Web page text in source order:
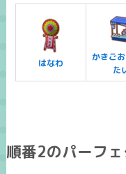
はなわ
かきご
た
順番2のパーフ